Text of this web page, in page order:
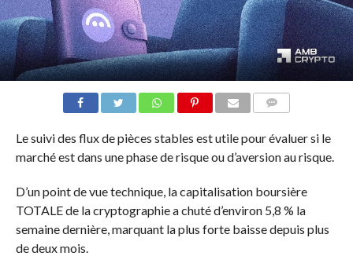
Le suivi des flux de pièces stables est utile pour évaluer si le
marché est dans une phase de risque ou d’aversion au risque.
D’un point de vue technique, la capitalisation boursière
TOTALE de la cryptographie a chuté d’environ 5,8 % la
semaine dernière, marquant la plus forte baisse depuis plus
de deux mois.